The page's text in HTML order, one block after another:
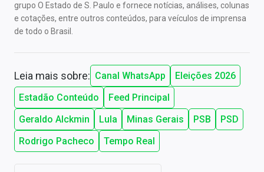
grupo O Estado de S. Paulo e fornece notícias, análises, colunas
e cotações, entre outros conteúdos, para veículos de imprensa
de todo o Brasil.
Leia mais sobre: Canal WhatsApp
Eleições 2026
Estadão Conteúdo
Feed Principal
Geraldo Alckmin
Lula Minas Gerais PSB
PSD
Rodrigo Pacheco
Tempo Real